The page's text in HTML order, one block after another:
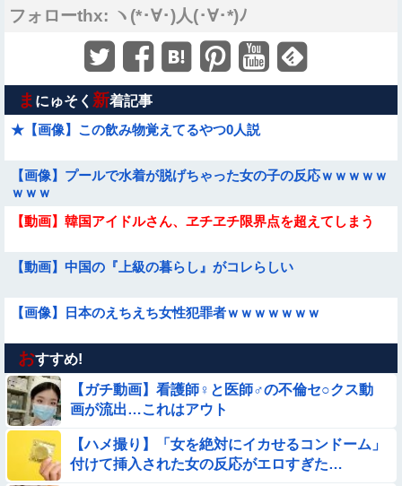
フォローthx: ヽ(*･∀･)人(･∀･*)ﾉ
ま にゅそく 新着記事
★【画像】この飲み物覚えてるやつ0人説
【画像】プールで水着が脱げちゃった女の子の反応ｗｗｗｗｗ
ｗｗｗ
【動画】韓国アイドルさん、ヱチヱチ限界点を超えてしまう
【動画】中国の『上級の暮らし』がコレらしい
【画像】日本のえちえち女性犯罪者ｗｗｗｗｗｗｗ
【ロマン】世界を動かした暗号ランキング
【悲報】ま～んさん、ドッキリにひっかかってしまう【→動
画】
【問題】全員受かると話題の『自衛隊』の採用試験がこちら
【→】
おすすめ!
【ガチ動画】看護師♀と医師♂の不倫セ○クス動
画が流出…これはアウト
【ハメ撮り】「女を絶対にイカせるコンドーム」
付けて挿入された女の反応がエロすぎた…